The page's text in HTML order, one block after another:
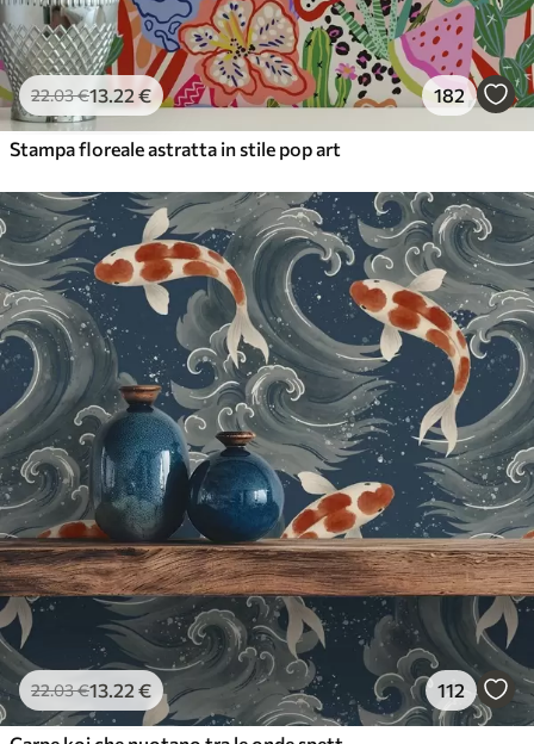
22.03€13.22€ 182
Stampa floreale astratta in stile pop art
22.03€13.22 € 112